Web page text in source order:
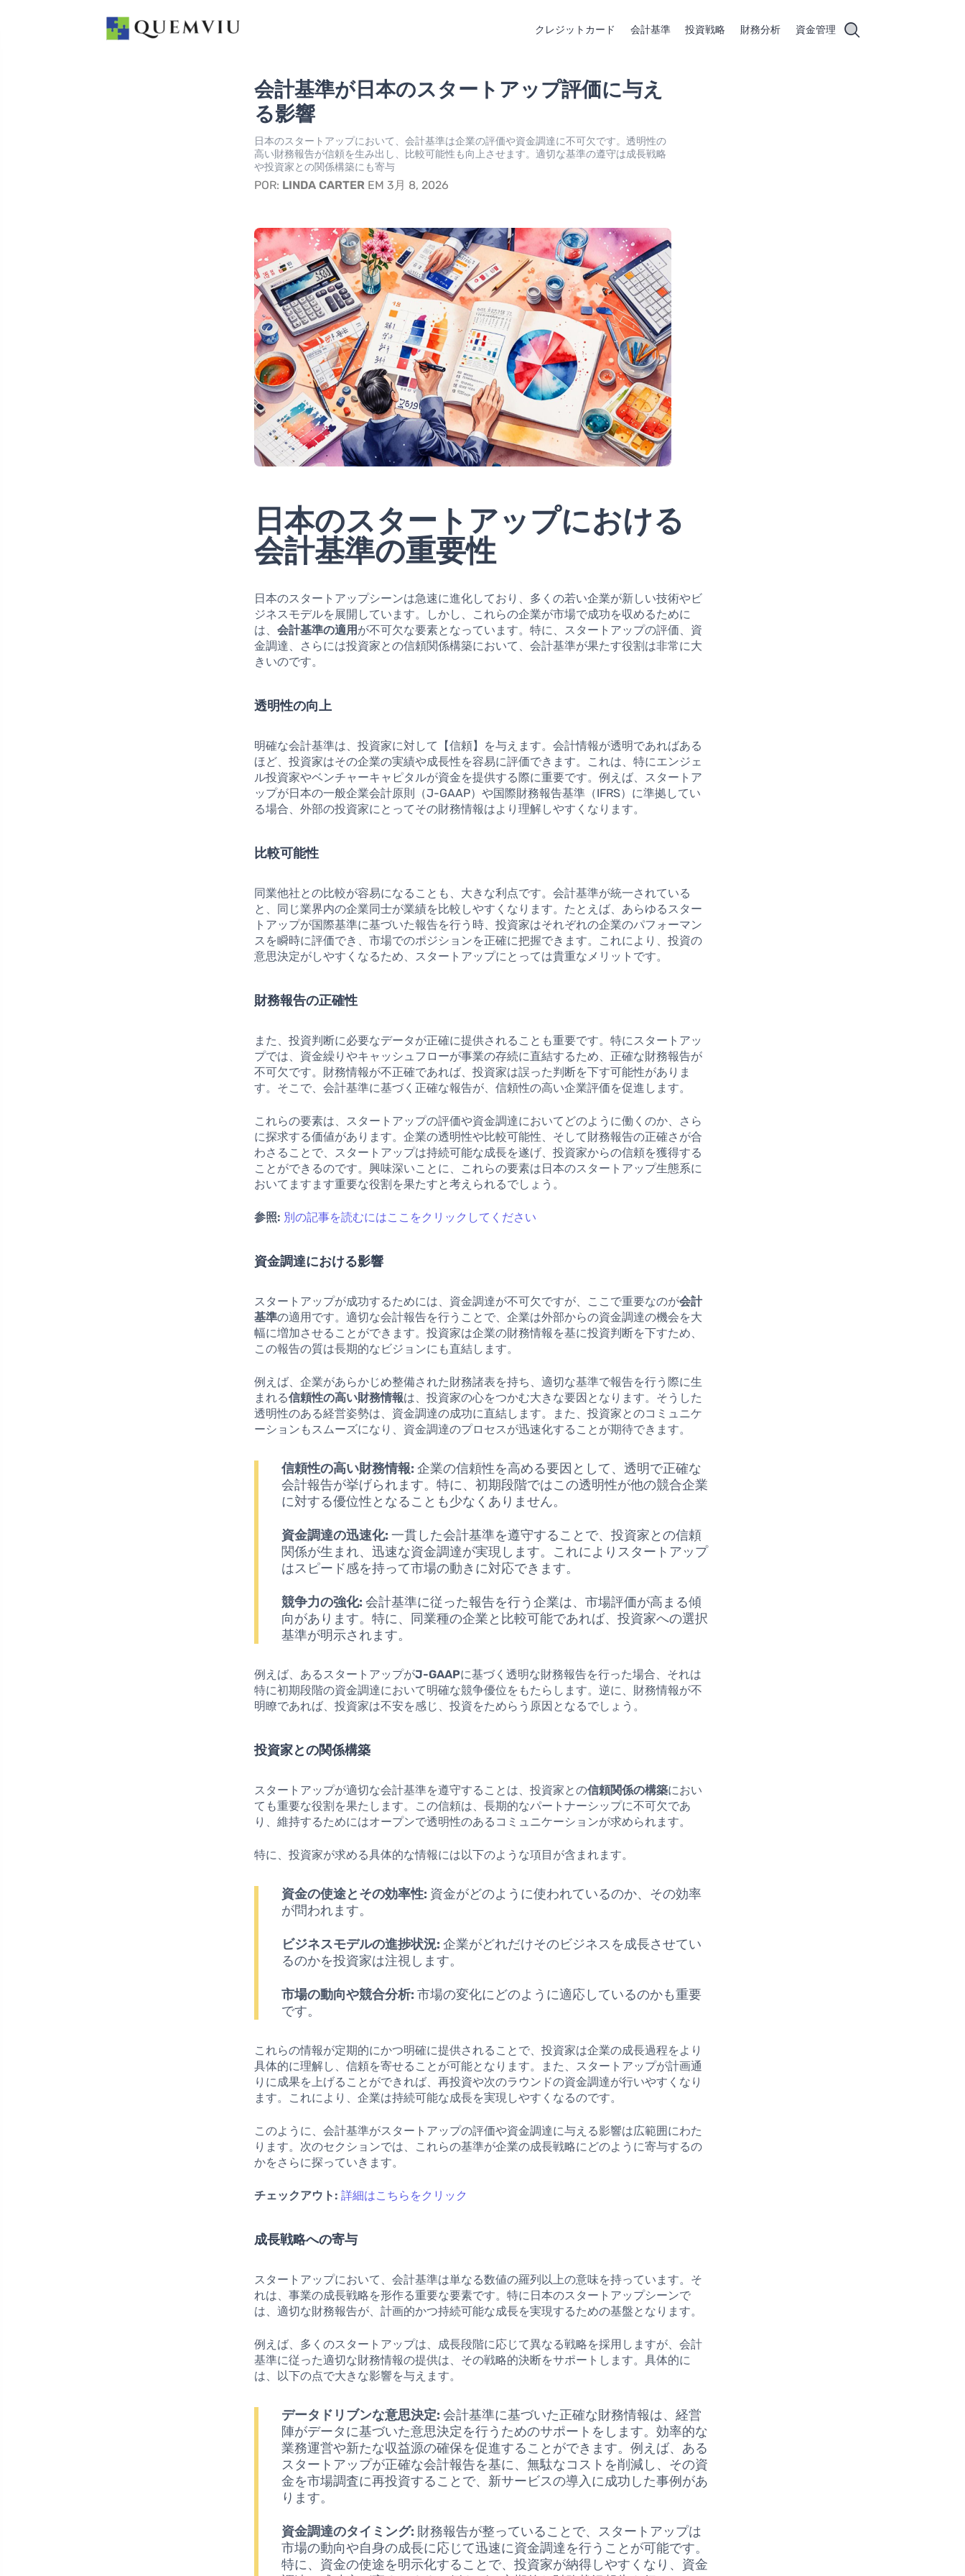
クレジットカード 会計基準 投資戦略 財務分析 資金管理
会計基準が日本のスタートアップ評価に与え
る影響
日本のスタートアップにおいて、会計基準は企業の評価や資金調達に不可欠です。透明性の
高い財務報告が信頼を生み出し、比較可能性も向上させます。適切な基準の遵守は成長戦略
や投資家との関係構築にも寄与
POR: LINDA CARTER EM 3月 8, 2026
日本のスタートアップにおける
会計基準の重要性
日本のスタートアップシーンは急速に進化しており、多くの若い企業が新しい技術やビ
ジネスモデルを展開しています。しかし、これらの企業が市場で成功を収めるために
は、会計基準の適用 が不可欠な要素となっています。特に、スタートアップの評価、資
金調達、さらには投資家との信頼関係構築において、会計基準が果たす役割は非常に大
きいのです。
透明性の向上
明確な会計基準は、投資家に対して【信頼】を与えます。会計情報が透明であればある
ほど、投資家はその企業の実績や成長性を容易に評価できます。これは、特にエンジェ
ル投資家やベンチャーキャピタルが資金を提供する際に重要です。例えば、スタートア
ップが日本の一般企業会計原則（J-GAAP）や国際財務報告基準（IFRS）に準拠してい
る場合、外部の投資家にとってその財務情報はより理解しやすくなります。
比較可能性
同業他社との比較が容易になることも、大きな利点です。会計基準が統一されている
と、同じ業界内の企業同士が業績を比較しやすくなります。たとえば、あらゆるスター
トアップが国際基準に基づいた報告を行う時、投資家はそれぞれの企業のパフォーマン
スを瞬時に評価でき、市場でのポジションを正確に把握できます。これにより、投資の
意思決定がしやすくなるため、スタートアップにとっては貴重なメリットです。
財務報告の正確性
また、投資判断に必要なデータが正確に提供されることも重要です。特にスタートアッ
プでは、資金繰りやキャッシュフローが事業の存続に直結するため、正確な財務報告が
不可欠です。財務情報が不正確であれば、投資家は誤った判断を下す可能性がありま
す。そこで、会計基準に基づく正確な報告が、信頼性の高い企業評価を促進します。
これらの要素は、スタートアップの評価や資金調達においてどのように働くのか、さら
に探求する価値があります。企業の透明性や比較可能性、そして財務報告の正確さが合
わさることで、スタートアップは持続可能な成長を遂げ、投資家からの信頼を獲得する
ことができるのです。興味深いことに、これらの要素は日本のスタートアップ生態系に
おいてますます重要な役割を果たすと考えられるでしょう。
参照: 別の記事を読むにはここをクリックしてください
資金調達における影響
スタートアップが成功するためには、資金調達が不可欠ですが、ここで重要なのが会計
基準の適用です。適切な会計報告を行うことで、企業は外部からの資金調達の機会を大
幅に増加させることができます。投資家は企業の財務情報を基に投資判断を下すため、
この報告の質は長期的なビジョンにも直結します。
例えば、企業があらかじめ整備された財務諸表を持ち、適切な基準で報告を行う際に生
まれる信頼性の高い財務情報は、投資家の心をつかむ大きな要因となります。そうした
透明性のある経営姿勢は、資金調達の成功に直結します。また、投資家とのコミュニケ
ーションもスムーズになり、資金調達のプロセスが迅速化することが期待できます。
信頼性の高い財務情報: 企業の信頼性を高める要因として、透明で正確な
会計報告が挙げられます。特に、初期段階ではこの透明性が他の競合企業
に対する優位性となることも少なくありません。
資金調達の迅速化: 一貫した会計基準を遵守することで、投資家との信頼
関係が生まれ、迅速な資金調達が実現します。これによりスタートアップ
はスピード感を持って市場の動きに対応できます。
競争力の強化: 会計基準に従った報告を行う企業は、市場評価が高まる傾
向があります。特に、同業種の企業と比較可能であれば、投資家への選択
基準が明示されます。
例えば、あるスタートアップがJ-GAAPに基づく透明な財務報告を行った場合、それは
特に初期段階の資金調達において明確な競争優位をもたらします。逆に、財務情報が不
明瞭であれば、投資家は不安を感じ、投資をためらう原因となるでしょう。
投資家との関係構築
スタートアップが適切な会計基準を遵守することは、投資家との信頼関係の構築におい
ても重要な役割を果たします。この信頼は、長期的なパートナーシップに不可欠であ
り、維持するためにはオープンで透明性のあるコミュニケーションが求められます。
特に、投資家が求める具体的な情報には以下のような項目が含まれます。
資金の使途とその効率性: 資金がどのように使われているのか、その効率
が問われます。
ビジネスモデルの進捗状況: 企業がどれだけそのビジネスを成長させてい
るのかを投資家は注視します。
市場の動向や競合分析: 市場の変化にどのように適応しているのかも重要
です。
これらの情報が定期的にかつ明確に提供されることで、投資家は企業の成長過程をより
具体的に理解し、信頼を寄せることが可能となります。また、スタートアップが計画通
りに成果を上げることができれば、再投資や次のラウンドの資金調達が行いやすくなり
ます。これにより、企業は持続可能な成長を実現しやすくなるのです。
このように、会計基準がスタートアップの評価や資金調達に与える影響は広範囲にわた
ります。次のセクションでは、これらの基準が企業の成長戦略にどのように寄与するの
かをさらに探っていきます。
チェックアウト: 詳細はこちらをクリック
成長戦略への寄与
スタートアップにおいて、会計基準は単なる数値の羅列以上の意味を持っています。そ
れは、事業の成長戦略を形作る重要な要素です。特に日本のスタートアップシーンで
は、適切な財務報告が、計画的かつ持続可能な成長を実現するための基盤となります。
例えば、多くのスタートアップは、成長段階に応じて異なる戦略を採用しますが、会計
基準に従った適切な財務情報の提供は、その戦略的決断をサポートします。具体的に
は、以下の点で大きな影響を与えます。
データドリブンな意思決定: 会計基準に基づいた正確な財務情報は、経営
陣がデータに基づいた意思決定を行うためのサポートをします。効率的な
業務運営や新たな収益源の確保を促進することができます。例えば、ある
スタートアップが正確な会計報告を基に、無駄なコストを削減し、その資
金を市場調査に再投資することで、新サービスの導入に成功した事例があ
ります。
資金調達のタイミング: 財務報告が整っていることで、スタートアップは
市場の動向や自身の成長に応じて迅速に資金調達を行うことが可能です。
特に、資金の使途を明示化することで、投資家が納得しやすくなり、資金